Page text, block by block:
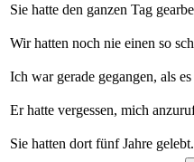
Sie hatte den ganzen Tag
Wir hatten noch nie einen so
Ich war gerade gegangen, als
Er hatte vergessen, mich
Sie hatten dort fünf Jahre gelebt.